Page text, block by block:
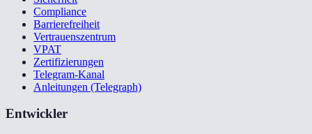
Compliance
Barrierefreiheit
Vertrauenszentrum
VPAT
Zertifizierungen
Telegram-Kanal
Anleitungen (Telegraph)
Entwickler